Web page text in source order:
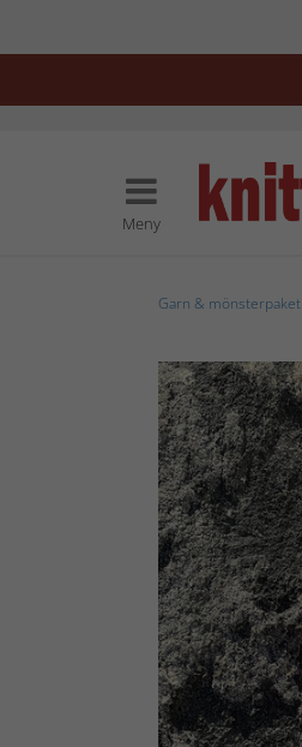
Meny
Garn & mönsterpaket